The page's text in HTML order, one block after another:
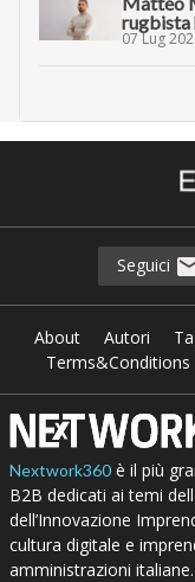
rugbista
07 Lug
Seguici
About Autori
Terms&Conditions
Nextwork360è il più
B2B dedicati ai temi
dell’Innovazione
cultura digitale e
amministrazioni italiane.